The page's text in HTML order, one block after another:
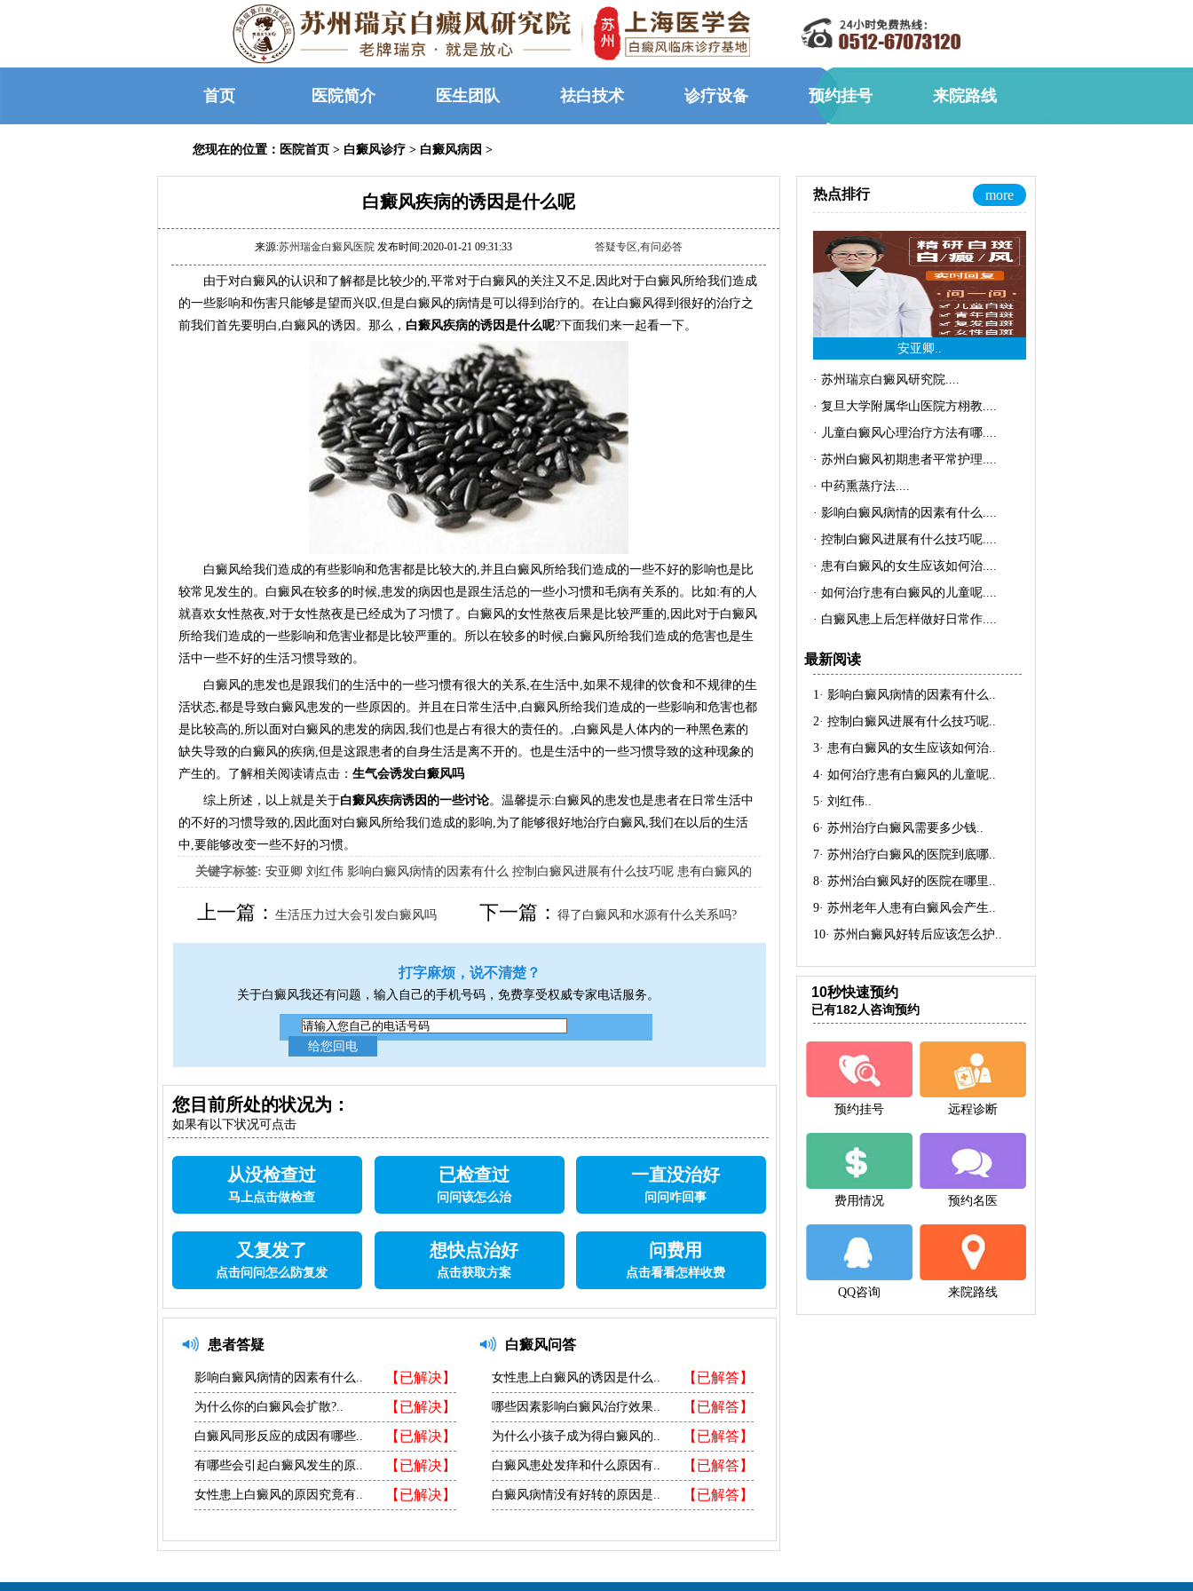
首页 医院简介 医生团队 祛白技术 诊疗设备 预约挂号 来院路线
您现在的位置： 医院首页 > 白癜风诊疗 > 白癜风病因 >
白癜风疾病的诱因是什么呢
来源:苏州瑞金白癜风医院 发布时间:2020-01-21 09:31:33 答疑专区,有问必答
由于对白癜风的认识和了解都是比较少的,平常对于白癜风的关注又不足,因此对于白癜风所给我们造成
的一些影响和伤害只能够是望而兴叹,但是白癜风的病情是可以得到治疗的。在让白癜风得到很好的治疗之
前我们首先要明白,白癜风的诱因。那么， 白癜风疾病的诱因是什么呢?下面我们来一起看一下。
白癜风给我们造成的有些影响和危害都是比较大的,并且白癜风所给我们造成的一些不好的影响也是比
较常见发生的。白癜风在较多的时候,患发的病因也是跟生活总的一些小习惯和毛病有关系的。比如:有的人
就喜欢女性熬夜,对于女性熬夜是已经成为了习惯了。白癜风的女性熬夜后果是比较严重的,因此对于白癜风
所给我们造成的一些影响和危害业都是比较严重的。所以在较多的时候,白癜风所给我们造成的危害也是生
活中一些不好的生活习惯导致的。
白癜风的患发也是跟我们的生活中的一些习惯有很大的关系,在生活中,如果不规律的饮食和不规律的生
活状态,都是导致白癜风患发的一些原因的。并且在日常生活中,白癜风所给我们造成的一些影响和危害也都
是比较高的,所以面对白癜风的患发的病因,我们也是占有很大的责任的。,白癜风是人体内的一种黑色素的
缺失导致的白癜风的疾病,但是这跟患者的自身生活是离不开的。也是生活中的一些习惯导致的这种现象的
产生的。了解相关阅读请点击： 生气会诱发白癜风吗
综上所述，以上就是关于白癜风疾病诱因的一些讨论。温馨提示:白癜风的患发也是患者在日常生活中
的不好的习惯导致的,因此面对白癜风所给我们造成的影响,为了能够很好地治疗白癜风,我们在以后的生活
中,要能够改变一些不好的习惯。
关键字标签: 安亚卿 刘红伟 影响白癜风病情的因素有什么 控制白癜风进展有什么技巧呢 患有白癜风的
女生应该如何治疗呢
上一篇：生活压力过大会引发白癜风吗 下一篇：得了白癜风和水源有什么关系吗?
打字麻烦，说不清楚？
关于白癜风我还有问题，输入自己的手机号码，免费享受权威专家电话服务。
您目前所处的状况为：
如果有以下状况可点击
从没检查过
马上点击做检查
已检查过
问问该怎么治
一直没治好
问问咋回事
又复发了
点击问问怎么防复发
想快点治好
点击获取方案
问费用
点击看看怎样收费
患者答疑
【已解决】
影响白癜风病情的因素有什么..
【已解决】
为什么你的白癜风会扩散?..
【已解决】
白癜风同形反应的成因有哪些..
【已解决】
有哪些会引起白癜风发生的原..
【已解决】
女性患上白癜风的原因究竟有..
白癜风问答
【已解答】
女性患上白癜风的诱因是什么..
【已解答】
哪些因素影响白癜风治疗效果..
【已解答】
为什么小孩子成为得白癜风的..
【已解答】
白癜风患处发痒和什么原因有..
【已解答】
白癜风病情没有好转的原因是..
热点排行 more
安亚卿..
· 苏州瑞京白癜风研究院....
· 复旦大学附属华山医院方栩教....
· 儿童白癜风心理治疗方法有哪....
· 苏州白癜风初期患者平常护理....
· 中药熏蒸疗法....
· 影响白癜风病情的因素有什么....
· 控制白癜风进展有什么技巧呢....
· 患有白癜风的女生应该如何治....
· 如何治疗患有白癜风的儿童呢....
· 白癜风患上后怎样做好日常作....
最新阅读
1· 影响白癜风病情的因素有什么..
2· 控制白癜风进展有什么技巧呢..
3· 患有白癜风的女生应该如何治..
4· 如何治疗患有白癜风的儿童呢..
5· 刘红伟..
6· 苏州治疗白癜风需要多少钱..
7· 苏州治疗白癜风的医院到底哪..
8· 苏州治白癜风好的医院在哪里 ..
9· 苏州老年人患有白癜风会产生..
10· 苏州白癜风好转后应该怎么护..
10秒快速预约
已有182人咨询预约
预约挂号 远程诊断
费用情况 预约名医
QQ咨询 来院路线